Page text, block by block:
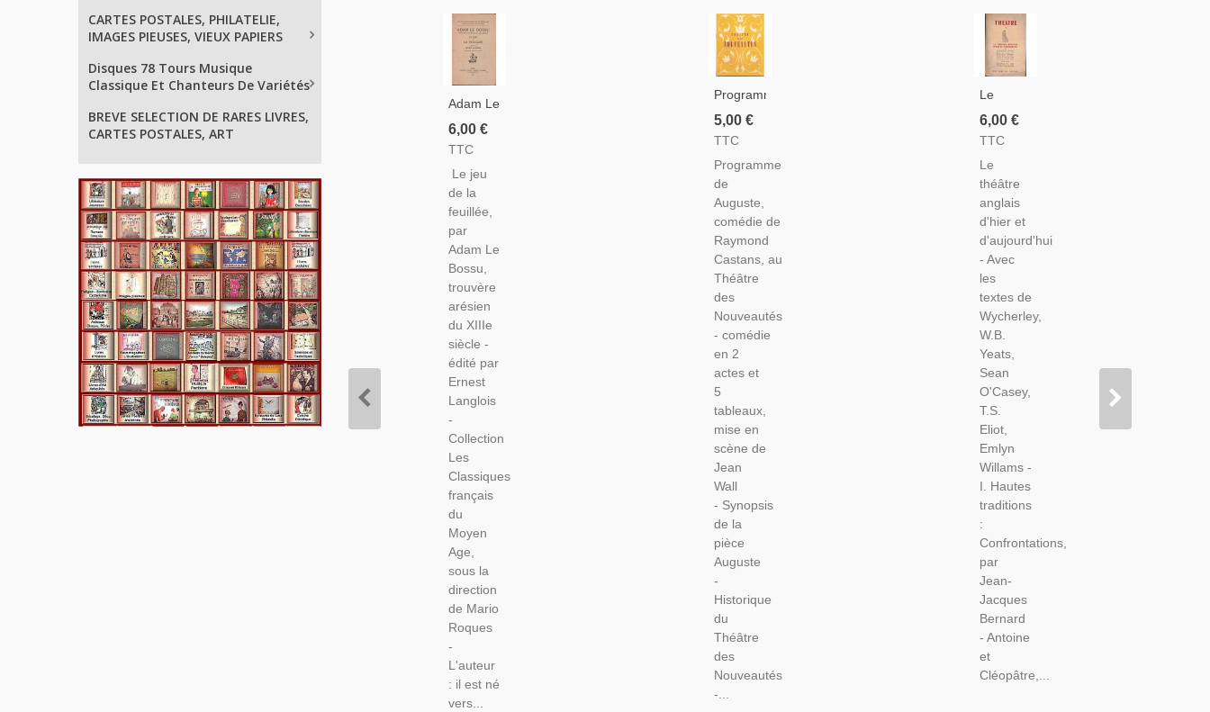
CARTES POSTALES, PHILATELIE,
IMAGES PIEUSES, VIEUX PAPIERS
Disques 78 Tours Musique
Classique Et Chanteurs De Variétés
BREVE SELECTION DE RARES LIVRES,
CARTES POSTALES, ART
Adam Le
Bossu
Trouvère
Du XIIIe
S, Le
Jeu De
La
Feuillée,
1968 -,
Classiques
Français,
Théâtre,
Littérature
Moyen
Age,
6,00 €
TTC
Le jeu
de la
feuillée,
par
Adam Le
Bossu,
trouvère
arésien
du XIIIe
siècle -
édité par
Ernest
Langlois
-
Collection
Les
Classiques
français
du
Moyen
Age,
sous la
direction
de Mario
Roques
-
L'auteur
: il est né
vers...
Programme
"Auguste"
De
Castans,
Théâtre
Des
Nouveautés
-
Fernand
Raynaud,
Paul
Preboist,
Guy
Trejan,
Denise
Clair,
5,00 €
TTC
Programme
de
Auguste,
comédie de
Raymond
Castans, au
Théâtre
des
Nouveautés
- comédie
en 2
actes et
5
tableaux,
mise en
scène de
Jean
Wall
- Synopsis
de la
pièce
Auguste
-
Historique
du
Théâtre
des
Nouveautés
-...
Le
Théâtre
Anglais
D'aujourd'hui,
Paul
Arnold,
1945 -
Littérature
Anglaise
6,00 €
TTC
Le
théâtre
anglais
d'hier et
d'aujourd'hui
- Avec
les
textes de
Wycherley,
W.B.
Yeats,
Sean
O'Casey,
T.S.
Eliot,
Emlyn
Willams -
I. Hautes
traditions
:
Confrontations,
par
Jean-
Jacques
Bernard
- Antoine
et
Cléopâtre,...